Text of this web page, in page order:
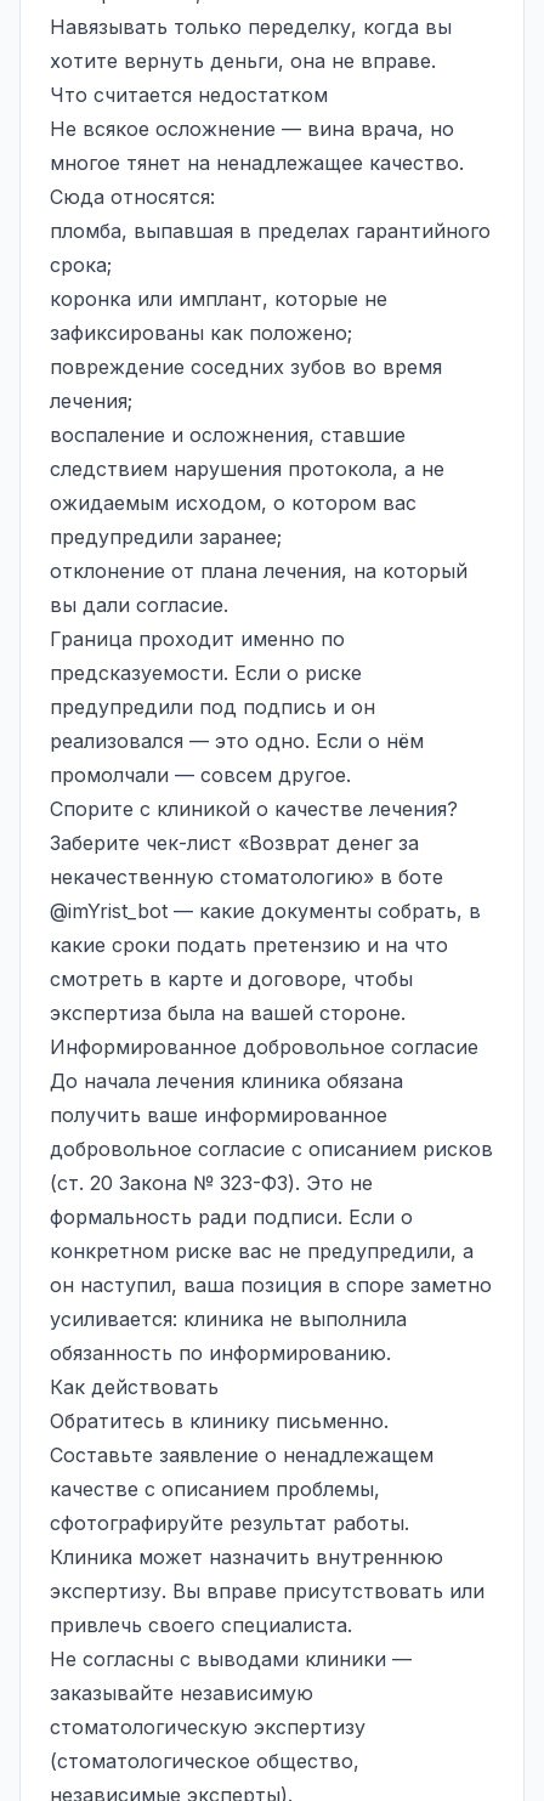
Навязывать только переделку, когда вы
хотите вернуть деньги, она не вправе.
Что считается недостатком
Не всякое осложнение — вина врача, но
многое тянет на ненадлежащее качество.
Сюда относятся:
пломба, выпавшая в пределах гарантийного
срока;
коронка или имплант, которые не
зафиксированы как положено;
повреждение соседних зубов во время
лечения;
воспаление и осложнения, ставшие
следствием нарушения протокола, а не
ожидаемым исходом, о котором вас
предупредили заранее;
отклонение от плана лечения, на который
вы дали согласие.
Граница проходит именно по
предсказуемости. Если о риске
предупредили под подпись и он
реализовался — это одно. Если о нём
промолчали — совсем другое.
Спорите с клиникой о качестве лечения?
Заберите чек-лист «Возврат денег за
некачественную стоматологию» в боте
@imYrist_bot — какие документы собрать, в
какие сроки подать претензию и на что
смотреть в карте и договоре, чтобы
экспертиза была на вашей стороне.
Информированное добровольное согласие
До начала лечения клиника обязана
получить ваше информированное
добровольное согласие с описанием рисков
(ст. 20 Закона № 323-ФЗ). Это не
формальность ради подписи. Если о
конкретном риске вас не предупредили, а
он наступил, ваша позиция в споре заметно
усиливается: клиника не выполнила
обязанность по информированию.
Как действовать
Обратитесь в клинику письменно.
Составьте заявление о ненадлежащем
качестве с описанием проблемы,
сфотографируйте результат работы.
Клиника может назначить внутреннюю
экспертизу. Вы вправе присутствовать или
привлечь своего специалиста.
Не согласны с выводами клиники —
заказывайте независимую
стоматологическую экспертизу
(стоматологическое общество,
независимые эксперты).